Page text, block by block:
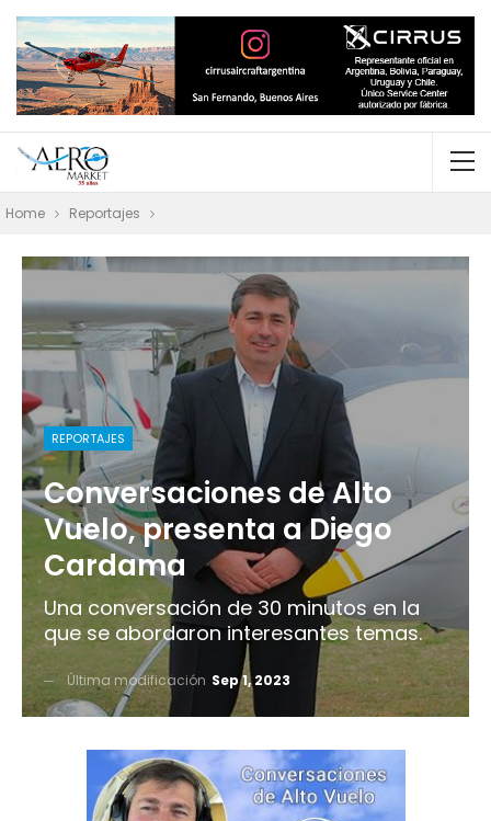
Home Reportajes
REPORTAJES
Conversaciones de Alto
Vuelo, presenta a Diego
Cardama
Una conversación de 30 minutos en la
que se abordaron interesantes temas.
Última modificación Sep 1, 2023